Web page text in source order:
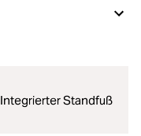
Integrierter Standfuß